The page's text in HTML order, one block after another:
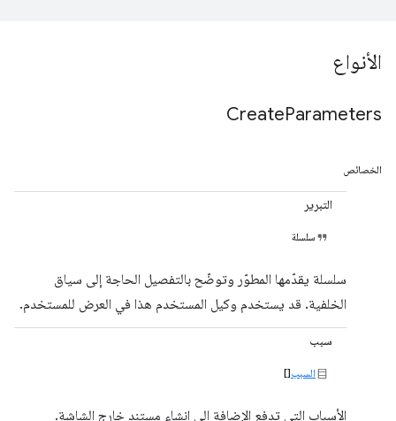
الأنواع
CreateParameters
الخصائص
التبرير
سلسلة
سلسلة يقدّمها المطوّر وتوضّح بالتفصيل الحاجة إلى سياق
الخلفية. قد يستخدم وكيل المستخدم هذا في العرض للمستخدم.
سبب
السبب[]
الأسباب التي تدفع الإضافة إلى إنشاء مستند خارج الشاشة.